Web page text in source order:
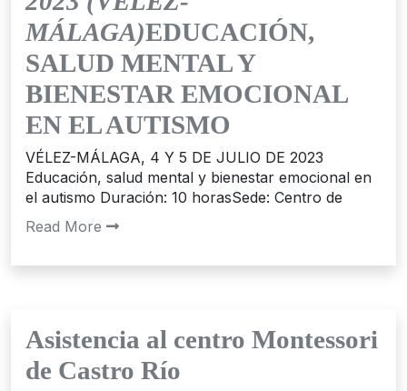
MÁLAGA)EDUCACIÓN,
SALUD MENTAL Y
BIENESTAR EMOCIONAL
EN EL AUTISMO
VÉLEZ-MÁLAGA, 4 Y 5 DE JULIO DE 2023
Educación, salud mental y bienestar emocional en
el autismo Duración: 10 horasSede: Centro de
Read More
Asistencia al centro Montessori
de Castro Río